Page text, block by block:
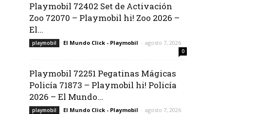
Playmobil 72402 Set de Activación
Zoo 72070 – Playmobil hi! Zoo 2026 –
El...
playmobil El Mundo Click - Playmobil - agosto 7, 2026
0
Playmobil 72251 Pegatinas Mágicas
Policía 71873 – Playmobil hi! Policía
2026 – El Mundo...
playmobil El Mundo Click - Playmobil - agosto 7, 2026